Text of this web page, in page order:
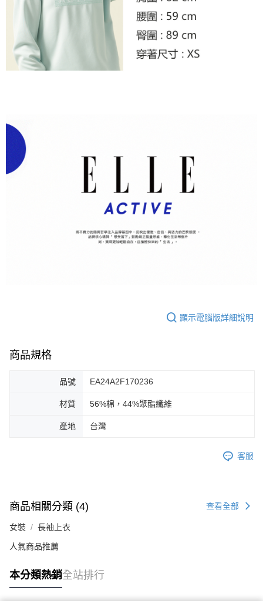
顯示電腦版詳細說明
商品規格
品號 EA24A2F170236
材質 56%棉，44%聚酯纖維
產地 台灣
客服
商品相關分類 (4) 查看全部
女裝 長袖上衣
人氣商品推薦
本分類熱銷全站排行